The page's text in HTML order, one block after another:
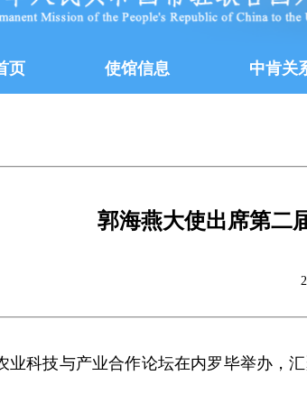
页 使馆信息 中肯关
郭海燕大使出席第二
业科技与产业合作论坛在内罗毕举办，